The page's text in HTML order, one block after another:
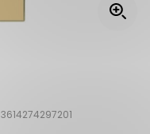
3614274297201